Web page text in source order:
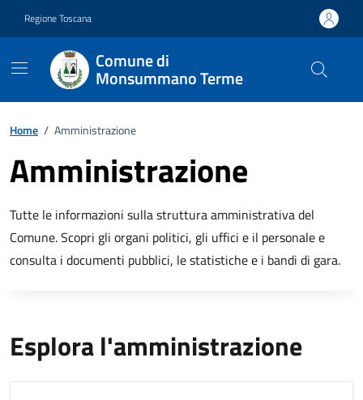
Regione Toscana
Comune di
Monsummano Terme
Home / Amministrazione
Amministrazione
Descrizione breve
Tutte le informazioni sulla struttura amministrativa del
Comune. Scopri gli organi politici, gli uffici e il personale e
consulta i documenti pubblici, le statistiche e i bandi di gara.
Titolo
Esplora l'amministrazione